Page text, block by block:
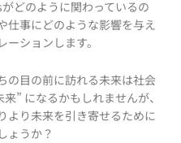
どのように関わっているの
仕事にどのような影響を与え
ションします。
の目の前に訪れる未来は社会
” になるかもしれませんが、
より未来を引き寄せるために
ょうか？